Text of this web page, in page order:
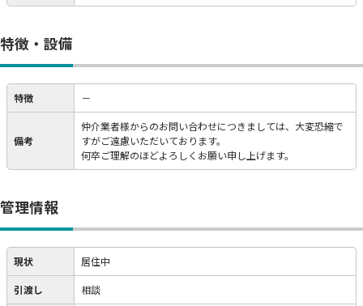
特徴・設備
特徴 －
備考
仲介業者様からのお問い合わせにつきましては、大変恐縮で
すがご遠慮いただいております。
何卒ご理解のほどよろしくお願い申し上げます。
管理情報
現状 居住中
引渡し 相談